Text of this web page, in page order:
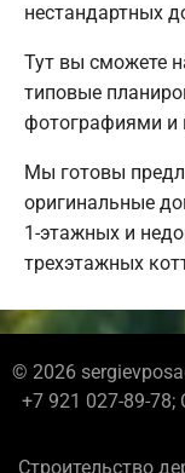
нестандартных
Тут вы сможете
типовые
фотографиями и
Мы готовы
оригинальные
1-этажных и
трехэтажных
© 2026
+7 921 027-89-78;
Строительство